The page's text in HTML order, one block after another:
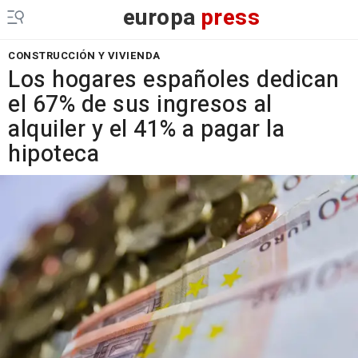
europa press
CONSTRUCCIÓN Y VIVIENDA
Los hogares españoles dedican
el 67% de sus ingresos al
alquiler y el 41% a pagar la
hipoteca